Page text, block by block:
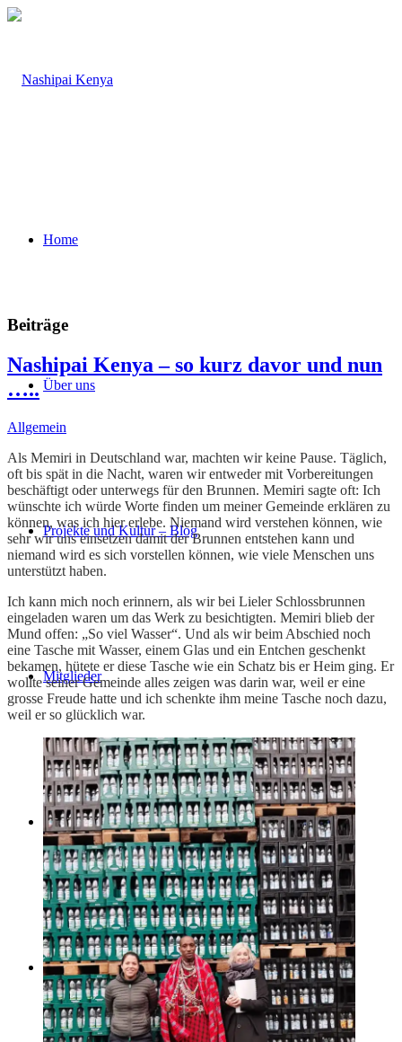
Home
Über uns
Projekte und Kultur – Blog
Mitglieder
Presse
Kontakt
Beiträge
Nashipai Kenya – so kurz davor und nun
…..
Allgemein
Als Memiri in Deutschland war, machten wir keine Pause. Täglich,
oft bis spät in die Nacht, waren wir entweder mit Vorbereitungen
beschäftigt oder unterwegs für den Brunnen. Memiri sagte oft: Ich
wünschte ich würde Worte finden um meiner Gemeinde erklären zu
können, was ich hier erlebe. Niemand wird verstehen können, wie
sehr wir uns einsetzen damit der Brunnen entstehen kann und
niemand wird es sich vorstellen können, wie viele Menschen uns
unterstützt haben.
Ich kann mich noch erinnern, als wir bei Lieler Schlossbrunnen
eingeladen waren um das Werk zu besichtigten. Memiri blieb der
Mund offen: „So viel Wasser“. Und als wir beim Abschied noch
eine Tasche mit Wasser, einem Glas und ein Entchen geschenkt
bekamen, hütete er diese Tasche wie ein Schatz bis er Heim ging. Er
wollte seiner Gemeinde alles zeigen was darin war, weil er eine
grosse Freude hatte und ich schenkte ihm meine Tasche noch dazu,
weil er so glücklich war.